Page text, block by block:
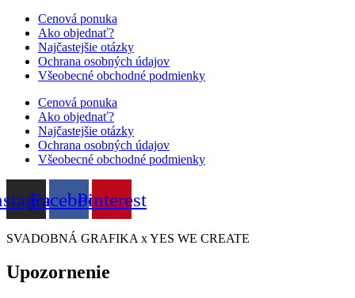
Cenová ponuka
Ako objednať?
Najčastejšie otázky
Ochrana osobných údajov
Všeobecné obchodné podmienky
Cenová ponuka
Ako objednať?
Najčastejšie otázky
Ochrana osobných údajov
Všeobecné obchodné podmienky
FacebookPinterest
SVADOBNÁ GRAFIKA x YES WE CREATE
Upozornenie